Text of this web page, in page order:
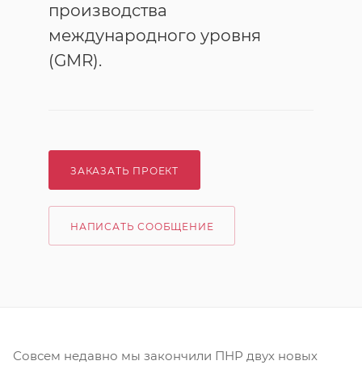
производства
международного уровня
(GMR).
ЗАКАЗАТЬ ПРОЕКТ
НАПИСАТЬ СООБЩЕНИЕ
Совсем недавно мы закончили ПНР двух новых